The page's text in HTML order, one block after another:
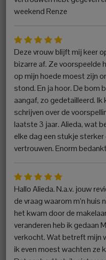
weekend Renze
Deze vrouw blijft mij keer
bizarre af. Ze voorspeelde
op mijn hoede moest zijn
stond. En ja hoor. De bom
aangaf, zo gedetailleerd. Ik
schrijven over de
laatste 3 jaar. Alieda, wat
elke dag een stukje
vertrouwen. Enorm
Hallo Alieda. N.a.v. jouw
de vraag waarom m’n
het kwam door de
veranderen heb ik gedaan
verkocht. Wat betreft mijn
ik even moest wachten ze